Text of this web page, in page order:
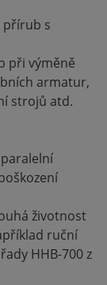
přírub s
při výměně
armatur,
strojů atd.
životnost
ruční
HHB-700 z